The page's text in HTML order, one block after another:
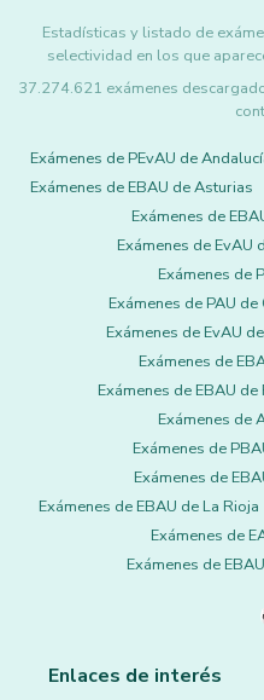
Estadísticas y listado de
selectividad en los que
37.274.621 exámenes
Exámenes de PEvAU de
Exámenes de EBAU de Asturias
Exámenes de
Exámenes de EvAU
Exámenes de
Exámenes de PAU
Exámenes de EvAU
Exámenes de
Exámenes de EBAU de
Exámenes de
Exámenes de
Exámenes de
Exámenes de EBAU de La Rioja
Exámenes de
Exámenes de
Enlaces de interés